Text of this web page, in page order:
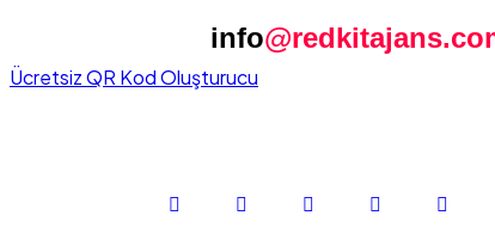
info
Ücretsiz QR Kod Oluşturucu